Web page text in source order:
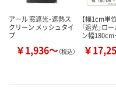
アール 窓遮光・遮熱ス
クリーン メッシュタイ
プ
￥1,936～（税込）
【幅1cm単
「遮光」ロ
ン幅
￥